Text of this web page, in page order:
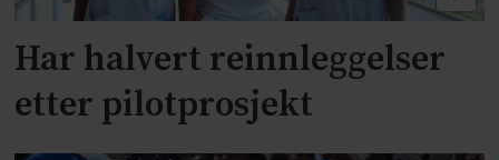
Har halvert reinnleggelser
etter pilotprosjekt